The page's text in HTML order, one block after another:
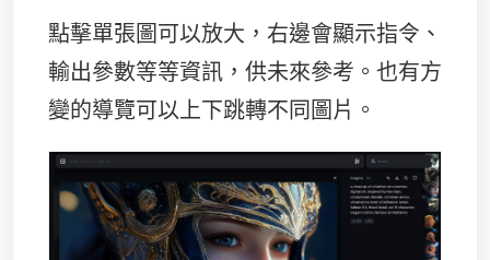
點擊單張圖可以放大，右邊會顯示指令、
輸出參數等等資訊，供未來參考。也有方
變的導覽可以上下跳轉不同圖片。